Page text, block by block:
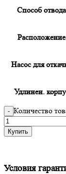
Способ отвода
Расположение
Насос для
Удлинен.
Количество
Купить
Условия